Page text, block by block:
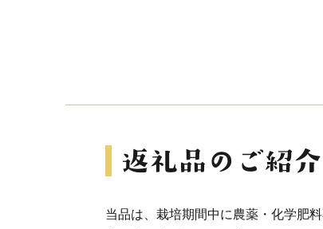
当品は、栽培期間中に農薬・化学肥